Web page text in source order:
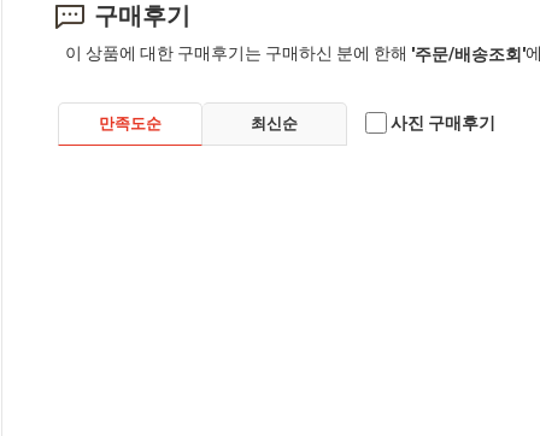
구매후기
이 상품에 대한 구매후기는 구매하신 분에 한해 '주문/배송조회'
만족도순 최신순 사진 구매후기